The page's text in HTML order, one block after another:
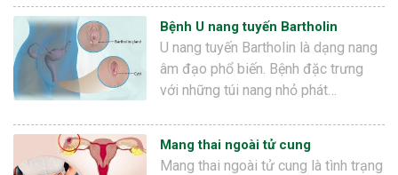
Bệnh U nang tuyến Bartholin
U nang tuyến Bartholin là dạng nang
âm đạo phổ biến. Bệnh đặc trưng
với những túi nang nhỏ phát…
Mang thai ngoài tử cung
Mang thai ngoài tử cung là tình trạng